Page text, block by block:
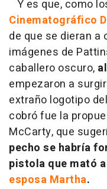
Y es que, como
Cinematográfico
de que se dieran a
imágenes de
caballero oscuro,
empezaron a
extraño logotipo
cobró fue la
McCarty, que
pecho se habría
pistola que mató a
esposa Martha.